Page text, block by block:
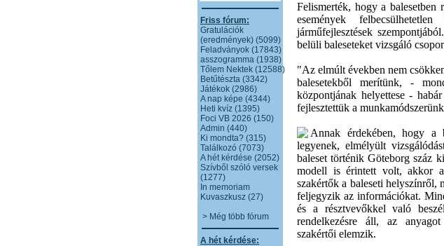
Friss fórum:
Gratulációk
(eredmények) (5099)
Feladványok (17843)
asszogramma (1938)
Tőlem Nektek (12588)
Betűtészta (3342)
Játékok (2986)
A nap képe (4344)
Heti kvíz (1395)
Foci VB 2026 (150)
Admin (440)
Ki mondta? (315)
Találkozó (7073)
A hét kérdése (2052)
Szívből szóló versek
(1277)
In memoriam
Kuvaszkusz (27)
> Még több fórum
A hét kérdése:
Felismerték, hogy a balesetben
események
járműfejlesztések
belüli baleseteket vizsgáló
"Az elmúlt években nem
balesetekből merítünk, -
központjának helyettese -
fejlesztettük a
Annak érdekében, hogy a
legyenek, elmélyült
baleset történik Göteborg száz
modell is érintett volt, akkor
szakértők a baleseti helyszínről,
feljegyzik az információkat.
és a résztvevőkkel való
rendelkezésre áll, az
szakértői elemzik.